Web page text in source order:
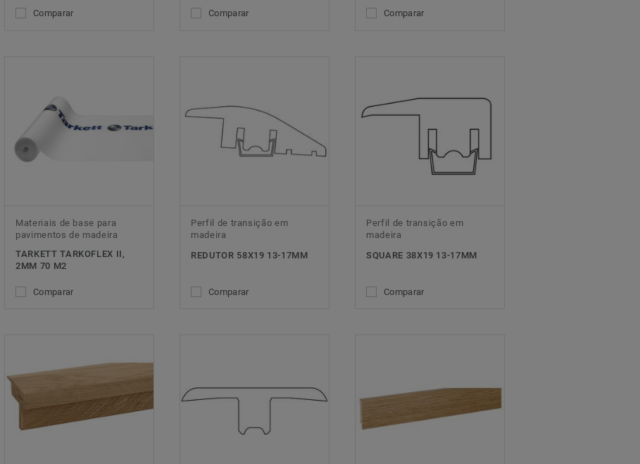
Comparar Comparar Comparar
Materiais de base para
pavimentos de madeira
TARKETT TARKOFLEX II,
2MM 70 M2
Comparar
Perfil de transição em
madeira
REDUTOR 58X19 13-17MM
Comparar
Perfil de transição em
madeira
SQUARE 38X19 13-17MM
Comparar